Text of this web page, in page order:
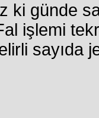
ki günde
işlemi
sayıda